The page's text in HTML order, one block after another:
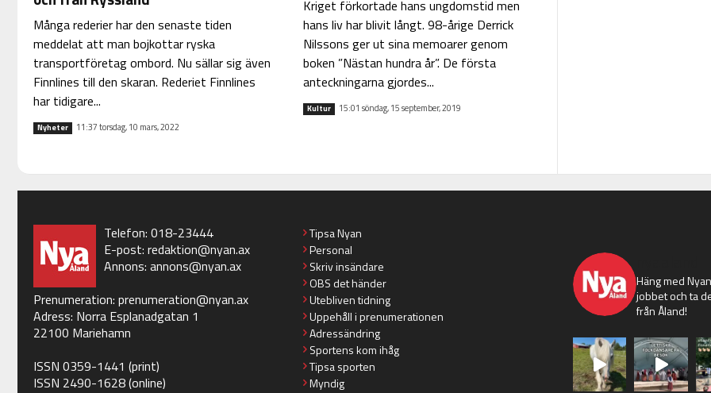
Många rederier har den senaste tiden
meddelat att man bojkottar ryska
transportföretag ombord. Nu sällar sig även
Finnlines till den skaran. Rederiet Finnlines
har tidigare...
Nyheter 11:37 torsdag, 10 mars, 2022
Kriget förkortade hans ungdomstid men
hans liv har blivit långt. 98-årige Derrick
Nilssons ger ut sina memoarer genom
boken ”Nästan hundra år”. De första
anteckningarna gjordes...
Kultur 15:01 söndag, 15 september, 2019
Telefon: 018-23444
E-post: redaktion@nyan.ax
Annons: annons@nyan.ax
Prenumeration: prenumeration@nyan.ax
Adress: Norra Esplanadgatan 1
22100 Mariehamn
ISSN 0359-1441 (print)
ISSN 2490-1628 (online)
Tipsa Nyan
Personal
Skriv insändare
OBS det händer
Utebliven tidning
Uppehåll i prenumerationen
Adressändring
Sportens kom ihåg
Tipsa sporten
Myndig
Häng med
jobbet och ta
från Åland!